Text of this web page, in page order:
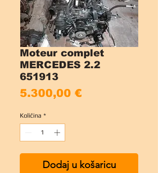
Moteur complet
MERCEDES 2.2
651913
5.300,00 €
Količina *
Dodaj u košaricu